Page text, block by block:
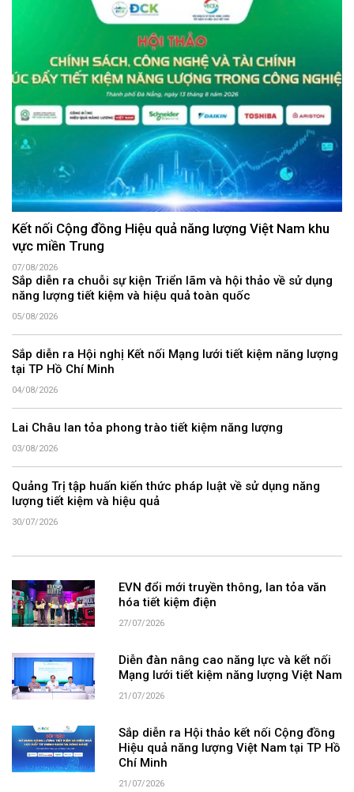
Kết nối Cộng đồng Hiệu quả năng lượng Việt Nam khu
vực miền Trung
07/08/2026
Sắp diễn ra chuỗi sự kiện Triển lãm và hội thảo về sử dụng
năng lượng tiết kiệm và hiệu quả toàn quốc
05/08/2026
Sắp diễn ra Hội nghị Kết nối Mạng lưới tiết kiệm năng lượng
tại TP Hồ Chí Minh
04/08/2026
Lai Châu lan tỏa phong trào tiết kiệm năng lượng
03/08/2026
Quảng Trị tập huấn kiến thức pháp luật về sử dụng năng
lượng tiết kiệm và hiệu quả
30/07/2026
EVN đổi mới truyền thông, lan tỏa văn
hóa tiết kiệm điện
27/07/2026
Diễn đàn nâng cao năng lực và kết nối
Mạng lưới tiết kiệm năng lượng Việt Nam
21/07/2026
Sắp diễn ra Hội thảo kết nối Cộng đồng
Hiệu quả năng lượng Việt Nam tại TP Hồ
Chí Minh
21/07/2026